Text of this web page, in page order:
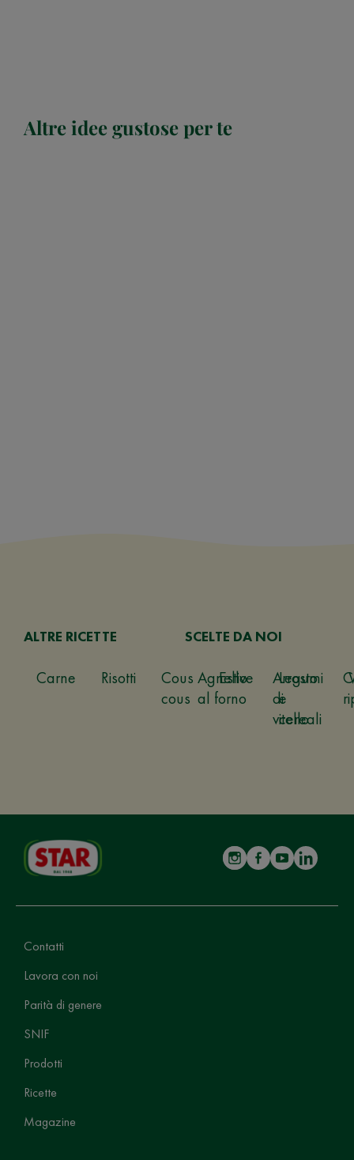
Altre idee gustose per te
ALTRE RICETTE
Carne Risotti
Cous
cous
Estive
Legumi
e
cereali
SCELTE DA NOI
Agnello
al forno
Arrosto
di
vitello
Contatti
Lavora con noi
Parità di genere
SNIF
Prodotti
Ricette
Magazine